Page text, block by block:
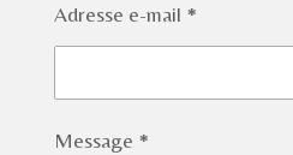
Adresse e-mail *
Message *